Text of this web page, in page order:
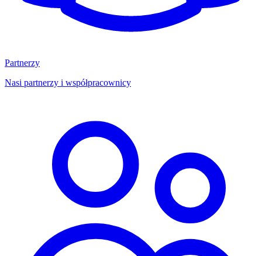
Partnerzy
Nasi partnerzy i współpracownicy